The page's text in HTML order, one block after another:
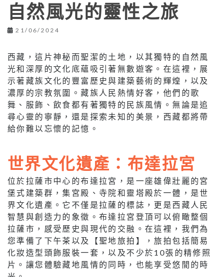
自然風光的靈性之旅
21/06/2024
西藏，這片神秘而聖潔的土地，以其獨特的自然風
光和深厚的文化底蘊吸引著無數遊客。在這裡，展
示著藏族文化的豐富歷史與建築藝術的輝煌，以及
濃厚的宗教氛圍。藏族人民熱情好客，他們的歌
舞、服飾、飲食都有著獨特的民族風情。無論是追
尋心靈的寧靜，還是探索未知的美景，西藏都將帶
給你難以忘懷的記憶。
世界文化遺產：布達拉宮
位於拉薩市中心的布達拉宮，是一座雄偉壯麗的宮
堡式建築群，集宮殿、寺院和靈塔殿於一體，是世
界文化遺產。它不僅是拉薩的標誌，更是西藏人民
智慧與創造力的象徵。布達拉宮登頂可以俯瞰整個
拉薩市，感受歷史與現代的交融。在這裡，我們為
您準備了下午茶以及【聖地旅拍】，旅拍包括簡易
化妝造型頭飾服裝一套，以及不少於10張的精修照
片。讓您體驗藏地風情的同時，也能享受悠閒的時